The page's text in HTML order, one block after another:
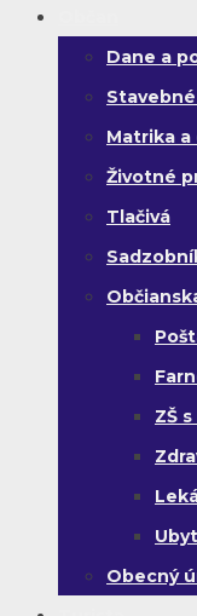
Dane a
Matrika
Životné
Tlačivá
ZŠ
Obecný